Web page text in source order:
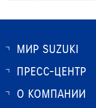
МИР SUZUKI
О SUZUKI
ПРЕСС-ЦЕНТР
НОВОСТИ
О КОМПАНИИ